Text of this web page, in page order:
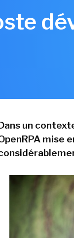
un
mise